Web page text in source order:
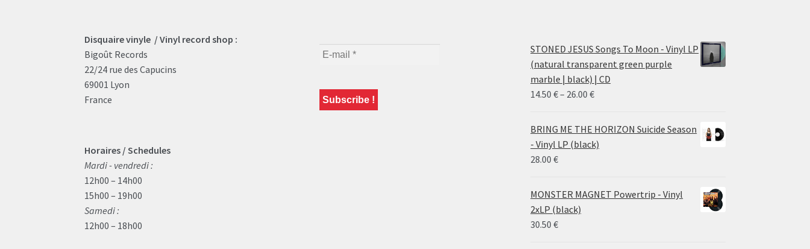
Disquaire vinyle / Vinyl record shop :
Bigoût Records
22/24 rue des Capucins
69001 Lyon
France
Horaires / Schedules
Mardi - vendredi :
12h00 – 14h00
15h00 – 19h00
Samedi :
12h00 – 18h00
STONED JESUS Songs To Moon - Vinyl LP
(natural transparent green purple
marble | black) | CD
14.50€– 26.00€Price
14.50 €
through
BRING ME THE HORIZON Suicide Season
- Vinyl LP (black)
28.00€
MONSTER MAGNET Powertrip - Vinyl
2xLP (black)
30.50€